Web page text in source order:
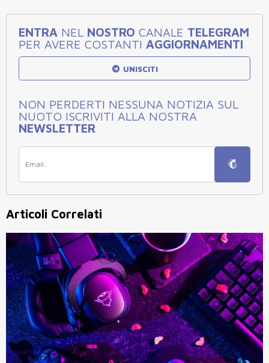
ENTRA NEL NOSTRO CANALE TELEGRAM
PER AVERE COSTANTI AGGIORNAMENTI
UNISCITI
NON PERDERTI NESSUNA NOTIZIA SUL
NUOTO ISCRIVITI ALLA NOSTRA
NEWSLETTER
Articoli Correlati